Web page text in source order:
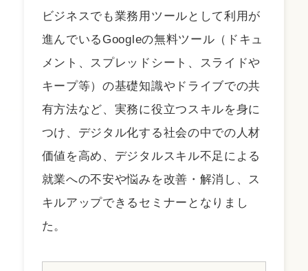
ビジネスでも業務用ツールとして利用が
進んでいるGoogleの無料ツール（ドキュ
メント、スプレッドシート、スライドや
キープ等）の基礎知識やドライブでの共
有方法など、実務に役立つスキルを身に
つけ、デジタル化する社会の中での人材
価値を高め、デジタルスキル不足による
就業への不安や悩みを改善・解消し、ス
キルアップできるセミナーとなりまし
た。